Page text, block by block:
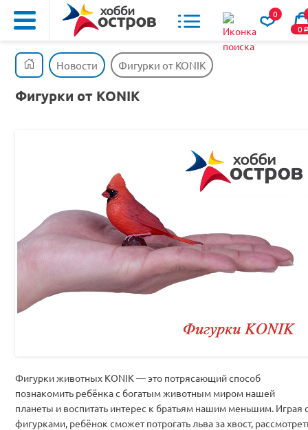
0
0o
Новости Фигурки от KONIK
Фигурки от KONIK
Фигурки животных KONIK — это потрясающий способ
познакомить ребёнка с богатым животным миром нашей
планеты и воспитать интерес к братьям нашим меньшим. Играя
фигурками, ребёнок сможет потрогать льва за хвост,